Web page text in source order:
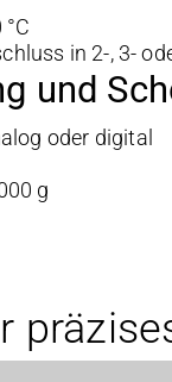
in 2-, 3-
und
oder digital
g